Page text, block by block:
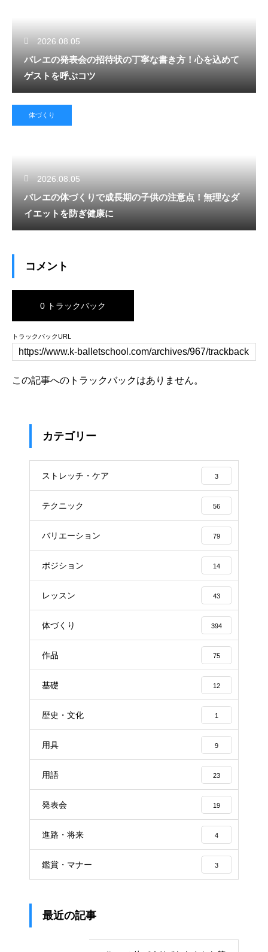
2026.08.05
バレエの発表会の招待状の丁寧な書き方！心を込めて
ゲストを呼ぶコツ
体づくり
2026.08.05
バレエの体づくりで成長期の子供の注意点！無理なダ
イエットを防ぎ健康に
コメント
0 トラックバック
トラックバックURL
この記事へのトラックバックはありません。
カテゴリー
ストレッチ・ケア 3
テクニック 56
バリエーション 79
ポジション 14
レッスン 43
体づくり 394
作品 75
基礎 12
歴史・文化 1
用具 9
用語 23
発表会 19
進路・将来 4
鑑賞・マナー 3
最近の記事